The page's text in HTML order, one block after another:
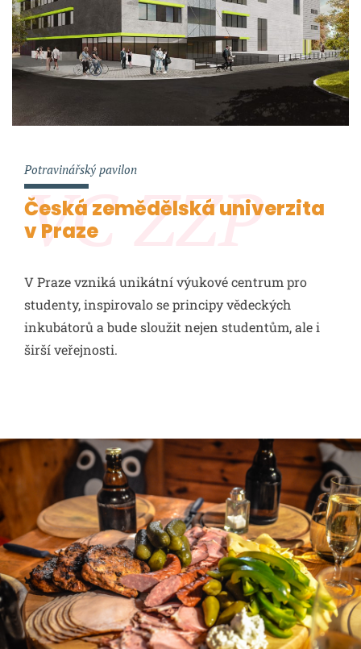
VC ZZP
Potravinářský pavilon
Česká zemědělská univerzita
v Praze
V Praze vzniká unikátní výukové centrum pro
studenty, inspirovalo se principy vědeckých
inkubátorů a bude sloužit nejen studentům, ale i
širší veřejnosti.